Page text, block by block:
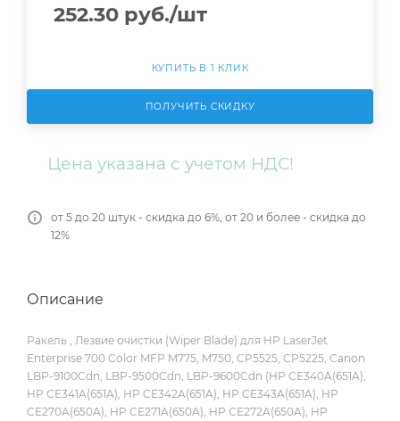
252.30 руб./шт
КУПИТЬ В 1 КЛИК
ПОЛУЧИТЬ СКИДКУ
Цена указана с учетом НДС!
от 5 до 20 штук - скидка до 6%, от 20 и более - скидка до
12%
Описание
Ракель , Лезвие очистки (Wiper Blade) для HP LaserJet
Enterprise 700 Color MFP M775, M750, CP5525, CP5225, Canon
LBP-9100Cdn, LBP-9500Cdn, LBP-9600Cdn (HP CE340A(651A),
HP CE341A(651A), HP CE342A(651A), HP CE343A(651A), HP
CE270A(650A), HP CE271A(650A), HP CE272A(650A), HP